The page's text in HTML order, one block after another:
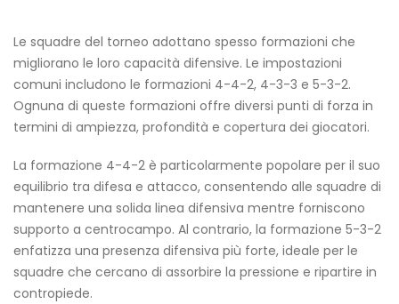
Le squadre del torneo adottano spesso formazioni che
migliorano le loro capacità difensive. Le impostazioni
comuni includono le formazioni 4-4-2, 4-3-3 e 5-3-2.
Ognuna di queste formazioni offre diversi punti di forza in
termini di ampiezza, profondità e copertura dei giocatori.
La formazione 4-4-2 è particolarmente popolare per il suo
equilibrio tra difesa e attacco, consentendo alle squadre di
mantenere una solida linea difensiva mentre forniscono
supporto a centrocampo. Al contrario, la formazione 5-3-2
enfatizza una presenza difensiva più forte, ideale per le
squadre che cercano di assorbire la pressione e ripartire in
contropiede.